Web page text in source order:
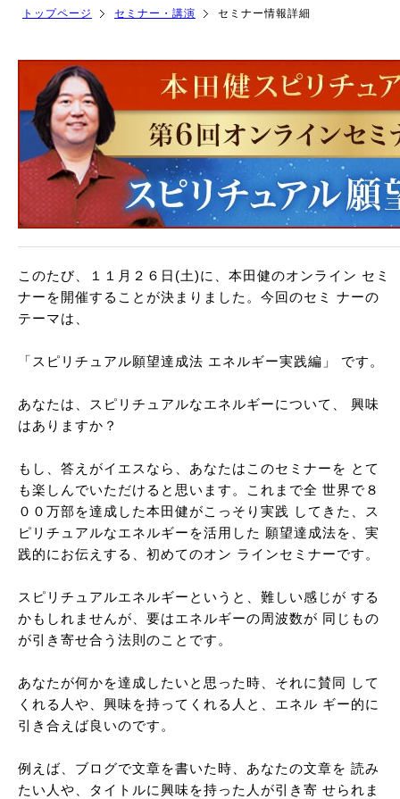
トップページ セミナー・講演 セミナー情報詳細
このたび、１１月２６日(土)に、本田健のオンライン セミ
ナーを開催することが決まりました。今回のセミ ナーの
テーマは、
「スピリチュアル願望達成法 エネルギー実践編」 です。
あなたは、スピリチュアルなエネルギーについて、 興味
はありますか？
もし、答えがイエスなら、あなたはこのセミナーを とて
も楽しんでいただけると思います。これまで全 世界で８
００万部を達成した本田健がこっそり実践 してきた、ス
ピリチュアルなエネルギーを活用した 願望達成法を、実
践的にお伝えする、初めてのオン ラインセミナーです。
スピリチュアルエネルギーというと、難しい感じが する
かもしれませんが、要はエネルギーの周波数が 同じもの
が引き寄せ合う法則のことです。
あなたが何かを達成したいと思った時、それに賛同 して
くれる人や、興味を持ってくれる人と、エネル ギー的に
引き合えば良いのです。
例えば、ブログで文章を書いた時、あなたの文章を 読み
たい人や、タイトルに興味を持った人が引き寄 せられま